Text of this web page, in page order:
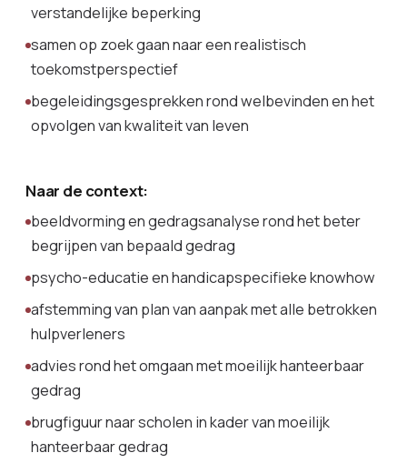
verstandelijke beperking
samen op zoek gaan naar een realistisch
toekomstperspectief
begeleidingsgesprekken rond welbevinden en het
opvolgen van kwaliteit van leven
Naar de context:
beeldvorming en gedragsanalyse rond het beter
begrijpen van bepaald gedrag
psycho-educatie en handicapspecifieke knowhow
afstemming van plan van aanpak met alle betrokken
hulpverleners
advies rond het omgaan met moeilijk hanteerbaar
gedrag
brugfiguur naar scholen in kader van moeilijk
hanteerbaar gedrag